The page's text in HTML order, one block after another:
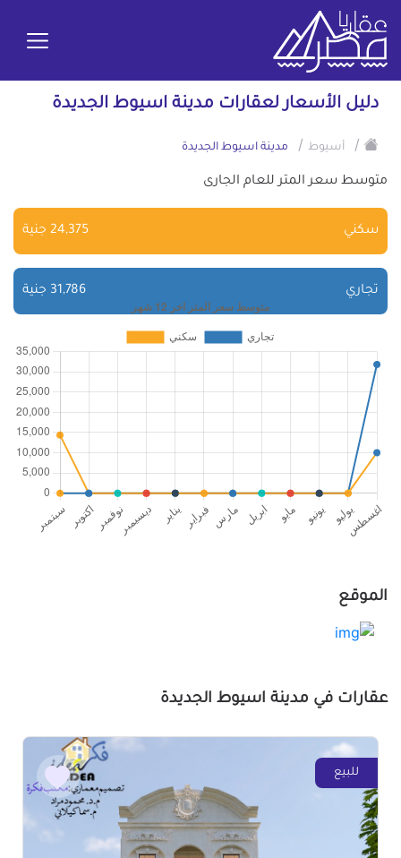
دليل الأسعار لعقارات مدينة اسيوط الجديدة
/ أسيوط / مدينة اسيوط الجديدة
متوسط سعر المتر للعام الجارى
سكني 24,375 جنية
تجاري 31,786 جنية
الموقع
عقارات في مدينة اسيوط الجديدة
للبيع